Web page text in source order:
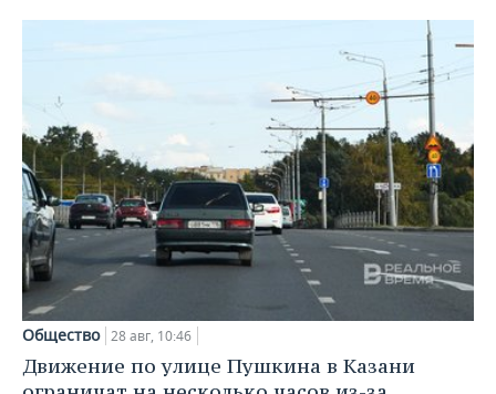
Общество 28 авг, 10:46
Движение по улице Пушкина в Казани